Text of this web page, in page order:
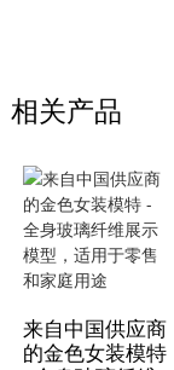
相关产品
来自中国供应商
的金色女装模特